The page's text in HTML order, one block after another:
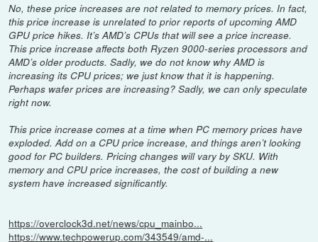
No, these price increases are not related to memory prices. In fact,
this price increase is unrelated to prior reports of upcoming AMD
GPU price hikes. It’s AMD’s CPUs that will see a price increase.
This price increase affects both Ryzen 9000-series processors and
AMD’s older products. Sadly, we do not know why AMD is
increasing its CPU prices; we just know that it is happening.
Perhaps wafer prices are increasing? Sadly, we can only speculate
right now.
This price increase comes at a time when PC memory prices have
exploded. Add on a CPU price increase, and things aren’t looking
good for PC builders. Pricing changes will vary by SKU. With
memory and CPU price increases, the cost of building a new
system have increased significantly.
https://overclock3d.net/news/cpu_mainbo...
https://www.techpowerup.com/343549/amd-...